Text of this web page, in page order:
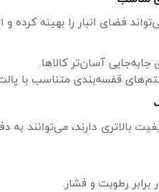
فضای انبار را بهینه کرده
جابه‌جایی آسان‌تر کالاها.
قفسه‌بندی متناسب با
بالاتری دارند، می‌توانند
رطوبت و فشار.